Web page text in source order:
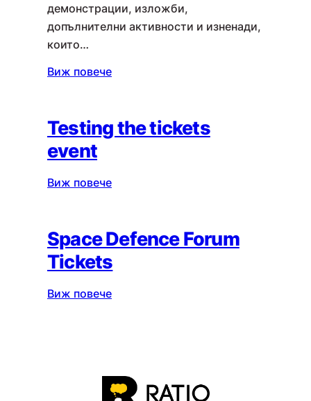
демонстрации, изложби,
допълнителни активности и изненади,
които…
Виж повече
Testing the tickets
event
Виж повече
Space Defence Forum
Tickets
Виж повече